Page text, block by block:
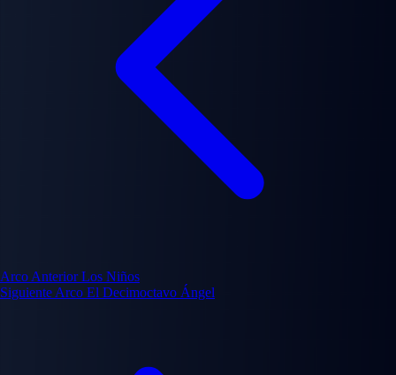
Arco Anterior Los Niños
Siguiente Arco El Decimoctavo Ángel